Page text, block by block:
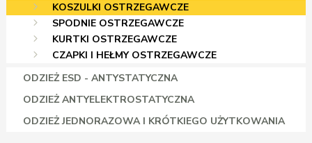
KOSZULKI OSTRZEGAWCZE
SPODNIE OSTRZEGAWCZE
KURTKI OSTRZEGAWCZE
CZAPKI I HEŁMY OSTRZEGAWCZE
ODZIEŻ ESD - ANTYSTATYCZNA
ODZIEŻ ANTYELEKTROSTATYCZNA
ODZIEŻ JEDNORAZOWA I KRÓTKIEGO UŻYTKOWANIA